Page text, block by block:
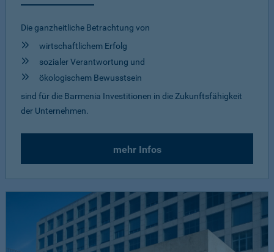
Die ganzheitliche Betrachtung von
wirtschaftlichem Erfolg
sozialer Verantwortung und
ökologischem Bewusstsein
sind für die Barmenia Investitionen in die Zukunftsfähigkeit
der Unternehmen.
mehr Infos